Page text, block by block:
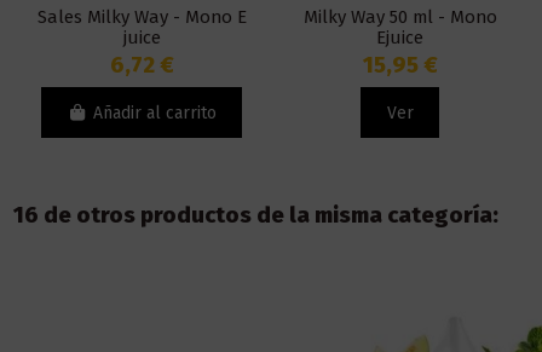
Sales Milky Way - Mono E
juice
6,72 €
Añadir al carrito
Milky Way 50 ml - Mono
Ejuice
15,95 €
Ver
16 de otros productos de la misma categoría: